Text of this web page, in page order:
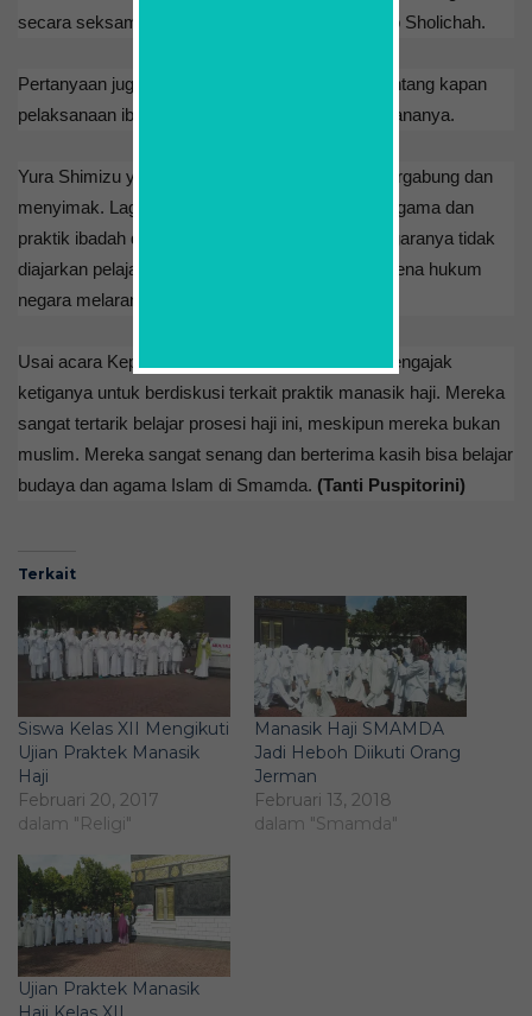
secara seksama arahan dari Ika, panggilan akrab Sholichah.
Pertanyaan juga dilontarkan Theo. Ia bertanya tentang kapan
pelaksanaan ibadah haji dan berapa lama pelaksananya.
Yura Shimizu yang datang terlambat langsung bergabung dan
menyimak. Lagi-lagi dia heran karena pelajaran agama dan
praktik ibadah diajarkan di sekolah. Karena di negaranya tidak
diajarkan pelajaran agama di bangku sekolah karena hukum
negara melarangnya.
Usai acara Kepala Smamda Astajab SPd MM mengajak
ketiganya untuk berdiskusi terkait praktik manasik haji. Mereka
sangat tertarik belajar prosesi haji ini, meskipun mereka bukan
muslim. Mereka sangat senang dan berterima kasih bisa belajar
budaya dan agama Islam di Smamda. (Tanti Puspitorini)
Terkait
Siswa Kelas XII Mengikuti
Ujian Praktek Manasik
Haji
Februari 20, 2017
dalam "Religi"
Manasik Haji SMAMDA
Jadi Heboh Diikuti Orang
Jerman
Februari 13, 2018
dalam "Smamda"
Ujian Praktek Manasik